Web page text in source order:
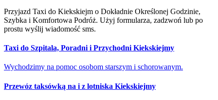
Przyjazd Taxi do Kiekskiejm o Dokładnie Określonej Godzinie,
Szybka i Komfortowa Podróż. Użyj formularza, zadzwoń lub po
prostu wyślij wiadomość sms.
Taxi do Szpitala, Poradni i Przychodni Kiekskiejmy
Wychodzimy na pomoc osobom starszym i schorowanym.
Przewóz taksówką na i z lotniska Kiekskiejmy